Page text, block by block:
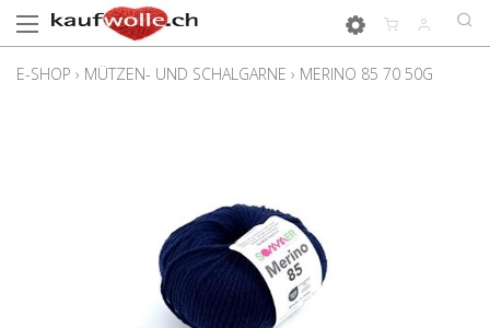
E-SHOP › MÜTZEN- UND SCHALGARNE › MERINO 85 70 50G